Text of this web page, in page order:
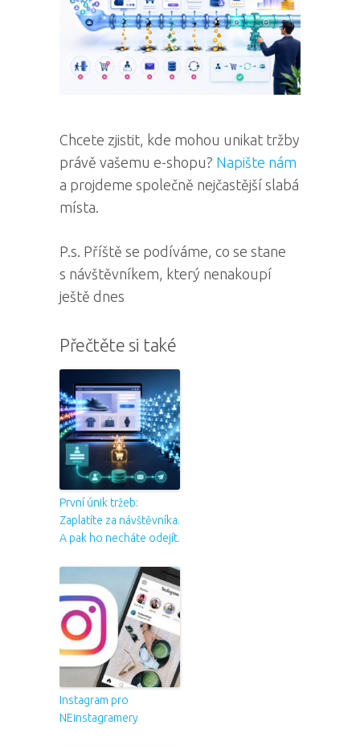
Chcete zjistit, kde mohou unikat tržby
právě vašemu e-shopu? Napište nám
a projdeme společně nejčastější slabá
místa.
P.s. Příště se podíváme, co se stane
s návštěvníkem, který nenakoupí
ještě dnes
Přečtěte si také
První únik tržeb:
Zaplatíte za návštěvníka.
A pak ho necháte odejít.
Instagram pro
NEinstagramery